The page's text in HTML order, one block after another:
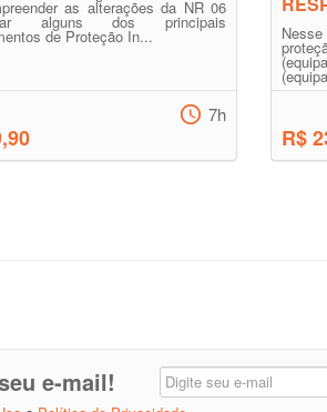
as alterações da NR 06
alguns dos principais
de Proteção In...
7h
R$
e-mail!